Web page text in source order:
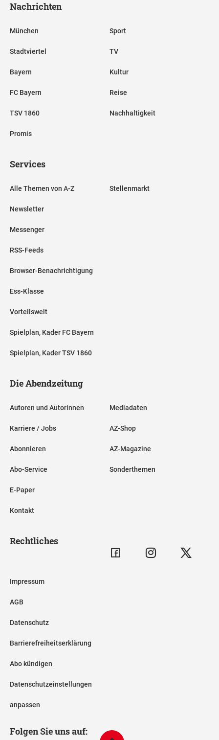
Nachrichten
München
Stadtviertel
Bayern
FC Bayern
TSV 1860
Promis
Sport
TV
Kultur
Reise
Nachhaltigkeit
Services
Alle Themen von A-Z
Newsletter
Messenger
RSS-Feeds
Browser-Benachrichtigung
Ess-Klasse
Vorteilswelt
Spielplan, Kader FC Bayern
Spielplan, Kader TSV 1860
Stellenmarkt
Die Abendzeitung
Autoren und Autorinnen
Karriere / Jobs
Abonnieren
Abo-Service
E-Paper
Kontakt
Mediadaten
AZ-Shop
AZ-Magazine
Sonderthemen
Rechtliches
Impressum
AGB
Datenschutz
Barrierefreiheitserklärung
Abo kündigen
Datenschutzeinstellungen
anpassen
Folgen Sie uns auf: